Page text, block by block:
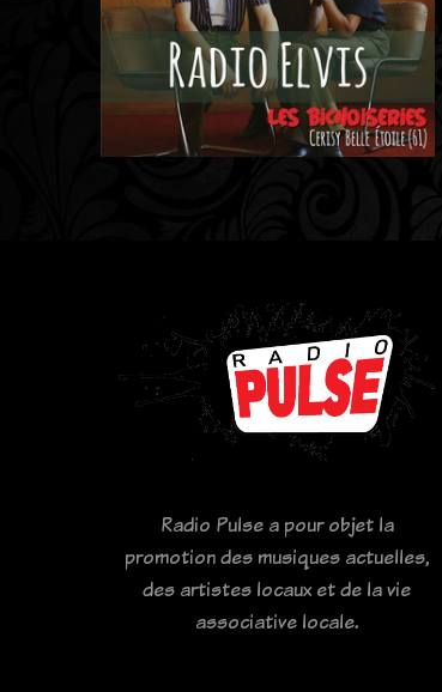
Radio Pulse a pour objet la
promotion des musiques actuelles,
des artistes locaux et de la vie
associative locale.